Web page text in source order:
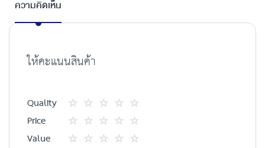
ความคิดเห็น
ให้คะแนนสินค้า
Quality
1
star
2
ดาว
3
ดาว
4
ดาว
5
ดาว
Price
1
2
3
4
5
Value